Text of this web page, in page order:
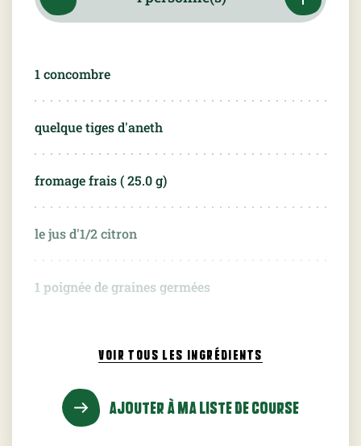
1 concombre
quelque tiges d'aneth
fromage frais (25.0g)
le jus d'1/2 citron
1 poignée de graines germées
VOIR TOUS LES INGRÉDIENTS
AJOUTER À MA LISTE DE COURSE